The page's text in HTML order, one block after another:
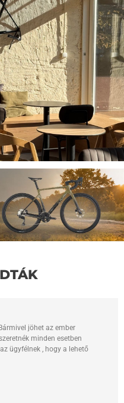
jöhet az ember
minden esetben
ügyfélnek , hogy a lehető